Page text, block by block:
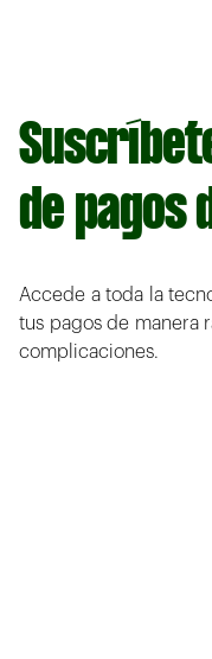
de pagos
Accede a toda la
tus pagos de manera
complicaciones.